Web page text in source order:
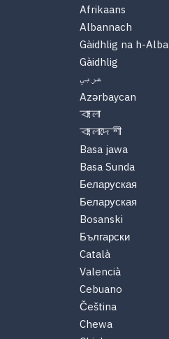
Afrikaans
Albannach
Gàidhlig na h-Alba
Gàidhlig
عربي
Azərbaycan
বাংলা
বাংলাদেশী
Basa jawa
Basa Sunda
Беларуская
Беларуская
Bosanski
Български
Català
Valencià
Cebuano
Čeština
Chewa